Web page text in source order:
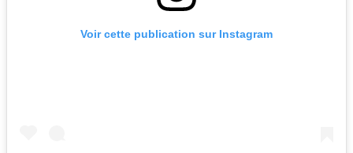
Voir cette publication sur Instagram